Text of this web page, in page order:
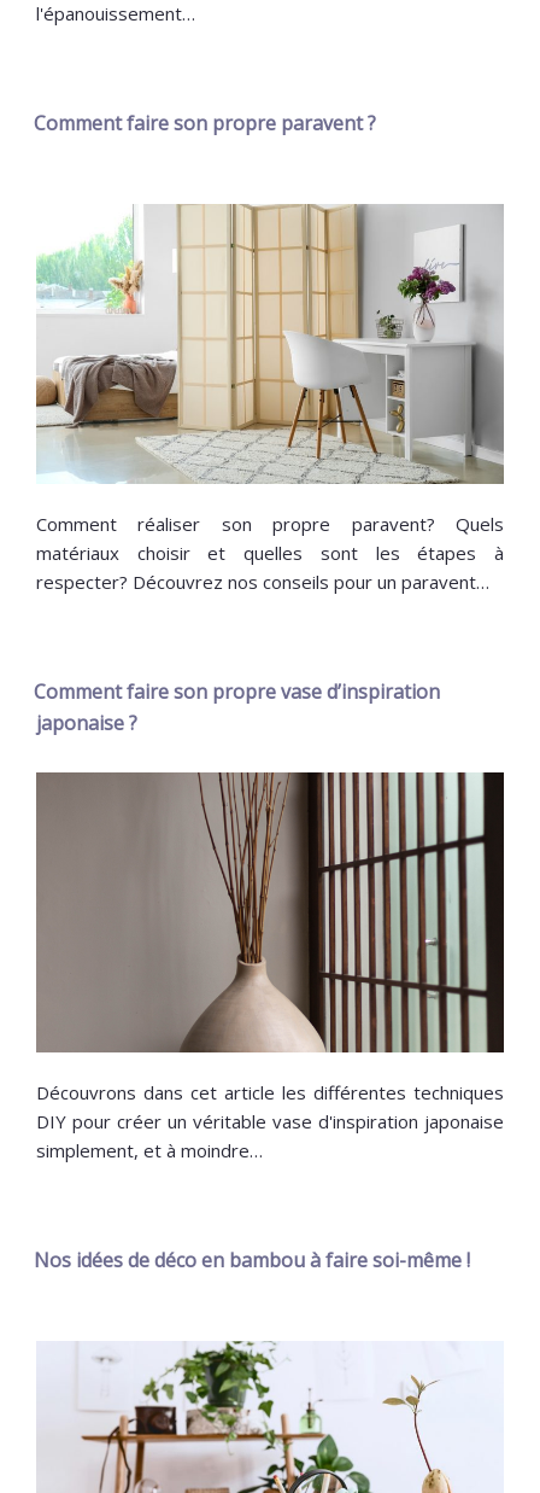
l'épanouissement…
Comment faire son propre paravent ?
Comment réaliser son propre paravent? Quels
matériaux choisir et quelles sont les étapes à
respecter? Découvrez nos conseils pour un paravent…
Comment faire son propre vase d’inspiration
japonaise ?
Découvrons dans cet article les différentes techniques
DIY pour créer un véritable vase d'inspiration japonaise
simplement, et à moindre…
Nos idées de déco en bambou à faire soi-même !